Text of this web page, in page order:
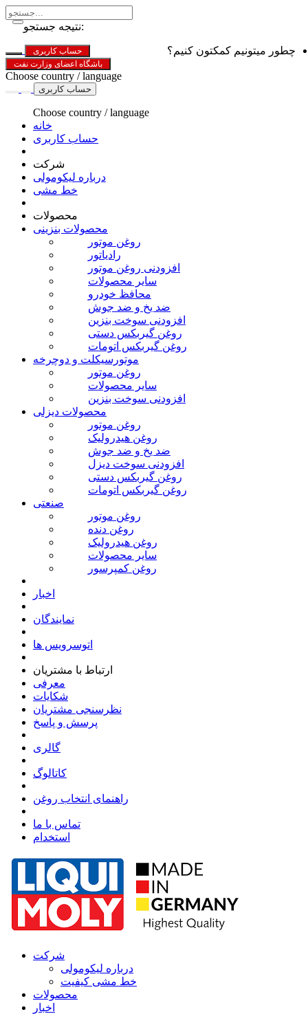
نتیجه جستجو:
چطور میتونیم کمکتون کنیم؟
حساب کاربری
باشگاه اعضای وزارت نفت
Choose country / language
حساب کاربری
Choose country / language
خانه
حساب کاربری
شرکت
درباره لیکومولی
خط مشی
محصولات
محصولات بنزینی
روغن موتور
رادیاتور
افزودنی روغن موتور
سایر محصولات
محافظ خودرو
ضد یخ و ضد جوش
افزودنی سوخت بنزین
روغن گیربکس دستی
روغن گیربکس اتومات
موتورسیکلت و دوچرخه
روغن موتور
سایر محصولات
افزودنی سوخت بنزین
محصولات دیزلی
روغن موتور
روغن هیدرولیک
ضد یخ و ضد جوش
افزودنی سوخت دیزل
روغن گیربکس دستی
روغن گیربکس اتومات
صنعتی
روغن موتور
روغن دنده
روغن هیدرولیک
سایر محصولات
روغن کمپرسور
اخبار
نمایندگان
اتوسرویس ها
ارتباط با مشتریان
معرفی
شکایات
نظرسنجی مشتریان
پرسش و پاسخ
گالری
کاتالوگ
راهنمای انتخاب روغن
تماس با ما
استخدام
شرکت
درباره لیکومولی
خط مشی کیفیت
محصولات
اخبار